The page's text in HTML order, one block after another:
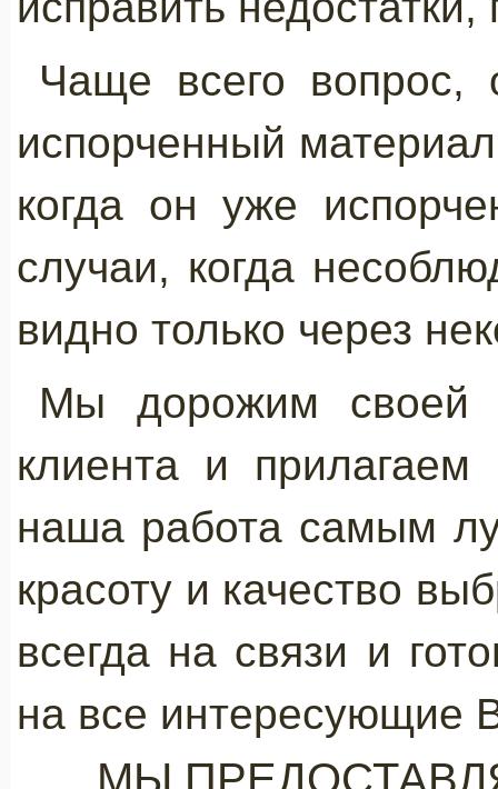
Чаще всего вопрос,
испорченный
когда он уже
случаи, когда
видно только через
Мы дорожим своей
клиента и
наша работа самым
красоту и качество
всегда на связи и
на все интересующие
МЫ